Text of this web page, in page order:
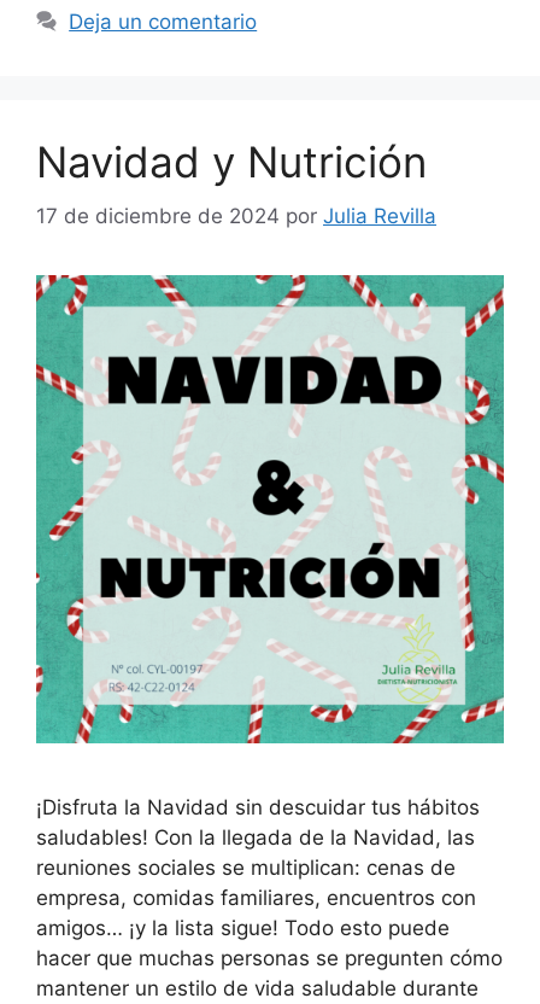
Deja un comentario
Navidad y Nutrición
17 de diciembre de 2024 por Julia Revilla
¡Disfruta la Navidad sin descuidar tus hábitos
saludables! Con la llegada de la Navidad, las
reuniones sociales se multiplican: cenas de
empresa, comidas familiares, encuentros con
amigos… ¡y la lista sigue! Todo esto puede
hacer que muchas personas se pregunten cómo
mantener un estilo de vida saludable durante